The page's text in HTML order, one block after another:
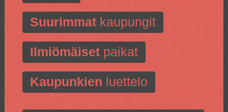
Suurimmatkaupungit
Ilmiömäisetpaikat
Kaupunkien luettelo